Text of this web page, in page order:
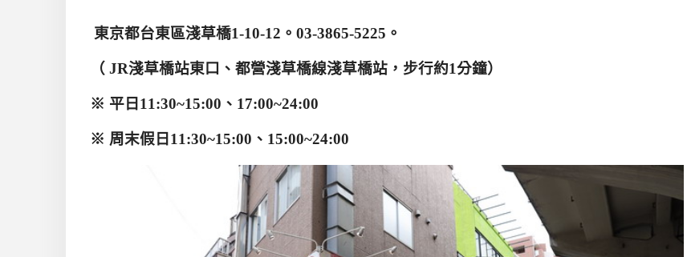
東京都台東區淺草橋1-10-12 。 03-3865-5225 。
（ JR淺草橋站東口、都營淺草橋線淺草橋站，步行約1分鐘）
※ 平日 11:30~15:00 、 17:00~24:00
※ 周末假日 11:30~15:00 、 15:00~24:00